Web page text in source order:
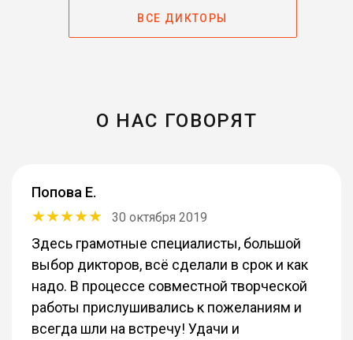
ВСЕ ДИКТОРЫ
О НАС ГОВОРЯТ
Попова Е.
30 октября 2019
Здесь грамотные специалисты, большой
выбор дикторов, всё сделали в срок и как
надо. В процессе совместной творческой
работы прислушивались к пожеланиям и
всегда шли на встречу! Удачи и